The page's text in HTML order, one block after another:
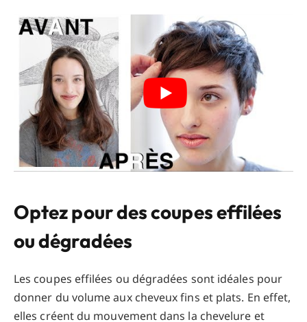
Optez pour des coupes effilées
ou dégradées
Les coupes effilées ou dégradées sont idéales pour
donner du volume aux cheveux fins et plats. En effet,
elles créent du mouvement dans la chevelure et